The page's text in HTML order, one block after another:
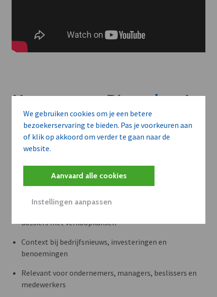
We gebruiken cookies om je een betere
bezoekerservaring te bieden. Pas je voorkeuren aan
of klik op akkoord om verder te gaan naar de
website.
Aanvaard alle cookies
Instellingen aanpassen
Meer context. Dieper begrip.
Artikels zoals deze brengen het nieuws.
Met een dVO-abonnement krijgt u dat nieuws in de juiste
WAAROM BEDRIJVEN DVO GEBRUIKEN
dossiers met verkoopkansen
Context bij bedrijfsnieuws, investeringen en
benoemingen
Relevant voor ondernemers, managers, beslissers en
medewerkers